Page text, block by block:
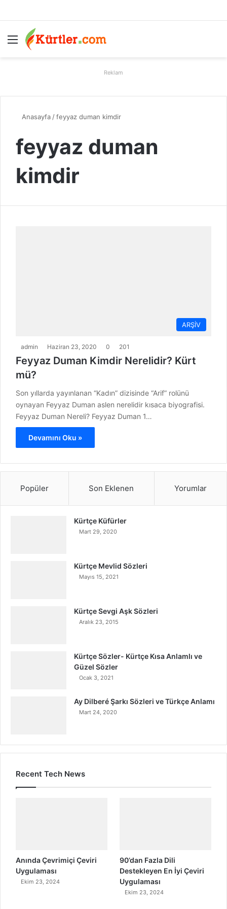
Menü
Reklam
Anasayfa /feyyaz duman kimdir
feyyaz duman
kimdir
ARŞİV
admin Haziran 23, 2020 0 201
Feyyaz Duman Kimdir Nerelidir? Kürt
mü?
Son yıllarda yayınlanan “Kadın” dizisinde “Arif” rolünü
oynayan Feyyaz Duman aslen nerelidir kısaca biyografisi.
Feyyaz Duman Nereli? Feyyaz Duman 1…
Devamını Oku »
Popüler Son Eklenen Yorumlar
Kürtçe Küfürler
Mart 29, 2020
Kürtçe Mevlid Sözleri
Mayıs 15, 2021
Kürtçe Sevgi Aşk Sözleri
Aralık 23, 2015
Kürtçe Sözler- Kürtçe Kısa Anlamlı ve
Güzel Sözler
Ocak 3, 2021
Ay Dilberé Şarkı Sözleri ve Türkçe Anlamı
Mart 24, 2020
Recent Tech News
Anında Çevrimiçi Çeviri
Uygulaması
Ekim 23, 2024
90’dan Fazla Dili
Destekleyen En İyi Çeviri
Uygulaması
Ekim 23, 2024